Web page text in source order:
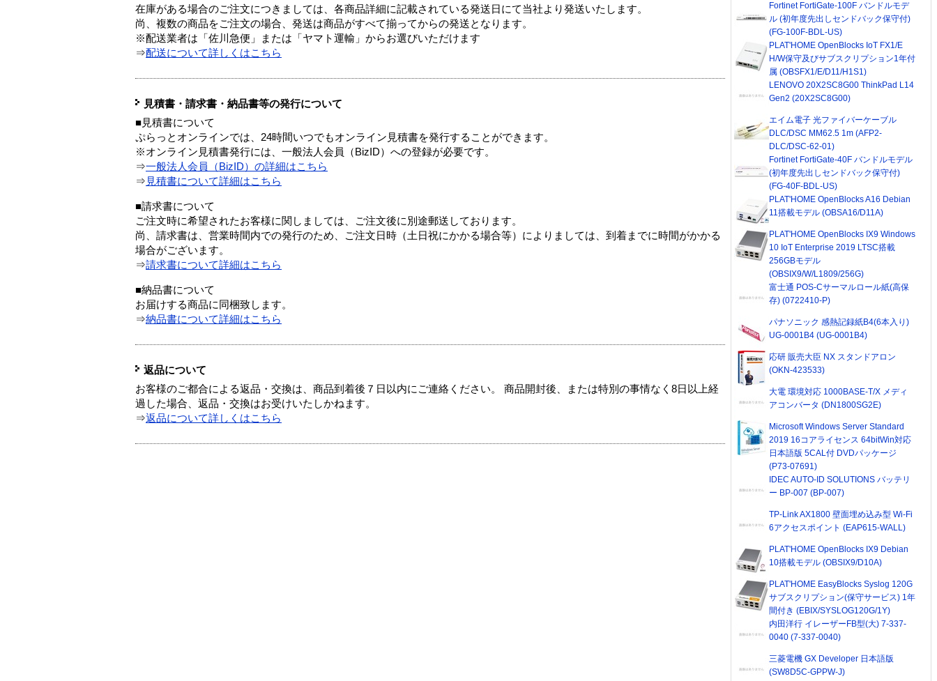
在庫がある場合のご注文につきましては、各商品詳細に記載されている発送日にて当社より発送いたします。
尚、複数の商品をご注文の場合、発送は商品がすべて揃ってからの発送となります。
※配送業者は「佐川急便」または「ヤマト運輸」からお選びいただけます
⇒配送について詳しくはこちら
見積書・請求書・納品書等の発行について
■見積書について
ぷらっとオンラインでは、24時間いつでもオンライン見積書を発行することができます。
※オンライン見積書発行には、一般法人会員（BizID）への登録が必要です。
⇒一般法人会員（BizID）の詳細はこちら
⇒ 見積書について詳細はこちら
■請求書について
ご注文時に希望されたお客様に関しましては、ご注文後に別途郵送しております。
尚、請求書は、営業時間内での発行のため、ご注文日時（土日祝にかかる場合等）によりましては、到着までに時間がかかる
場合がございます。
⇒請求書について詳細はこちら
■納品書について
お届けする商品に同梱致します。
⇒納品書について詳細はこちら
返品について
お客様のご都合による返品・交換は、商品到着後７日以内にご連絡ください。 商品開封後、または特別の事情なく8日以上経
過した場合、返品・交換はお受けいたしかねます。
⇒返品について詳しくはこちら
Fortinet FortiGate-100F バンドルモデ
ル (初年度先出しセンドバック保守付)
(FG-100F-BDL-US)
PLAT'HOME OpenBlocks IoT FX1/E
H/W保守及びサブスクリプション1年付
属 (OBSFX1/E/D11/H1S1)
LENOVO 20X2SC8G00 ThinkPad L14
Gen2 (20X2SC8G00)
エイム電子 光ファイバーケーブル
DLC/DSC MM62.5 1m (AFP2-
DLC/DSC-62-01)
Fortinet FortiGate-40F バンドルモデル
(初年度先出しセンドバック保守付)
(FG-40F-BDL-US)
PLAT'HOME OpenBlocks A16 Debian
11搭載モデル (OBSA16/D11A)
PLAT'HOME OpenBlocks IX9 Windows
10 IoT Enterprise 2019 LTSC搭載
256GBモデル
(OBSIX9/W/L1809/256G)
富士通 POS-Cサーマルロール紙(高保
存) (0722410-P)
パナソニック 感熱記録紙B4(6本入り)
UG-0001B4 (UG-0001B4)
応研 販売大臣 NX スタンドアロン
(OKN-423533)
大電 環境対応 1000BASE-T/X メディ
アコンバータ (DN1800SG2E)
Microsoft Windows Server Standard
2019 16コアライセンス 64bitWin対応
日本語版 5CAL付 DVDパッケージ
(P73-07691)
IDEC AUTO-ID SOLUTIONS バッテリ
ー BP-007 (BP-007)
TP-Link AX1800 壁面埋め込み型 Wi-Fi
6アクセスポイント (EAP615-WALL)
PLAT'HOME OpenBlocks IX9 Debian
10搭載モデル (OBSIX9/D10A)
PLAT'HOME EasyBlocks Syslog 120G
サブスクリプション(保守サービス) 1年
間付き (EBIX/SYSLOG120G/1Y)
内田洋行 イレーザーFB型(大) 7-337-
0040 (7-337-0040)
三菱電機 GX Developer 日本語版
(SW8D5C-GPPW-J)